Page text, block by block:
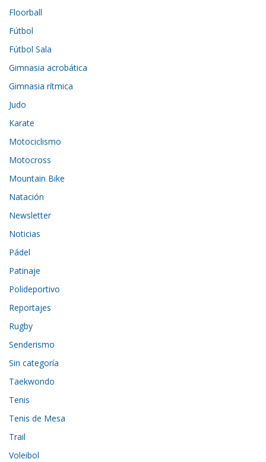
Floorball
Fútbol
Fútbol Sala
Gimnasia acrobática
Gimnasia rítmica
Judo
Karate
Motociclismo
Motocross
Mountain Bike
Natación
Newsletter
Noticias
Pádel
Patinaje
Polideportivo
Reportajes
Rugby
Senderismo
Sin categoría
Taekwondo
Tenis
Tenis de Mesa
Trail
Voleibol